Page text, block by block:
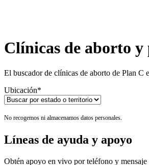
Clínicas de aborto y
El buscador de clínicas de aborto de Plan C
Ubicación*
No recogemos ni almacenamos datos personales.
Líneas de ayuda y apoyo
Obtén apoyo en vivo por teléfono y mensaje